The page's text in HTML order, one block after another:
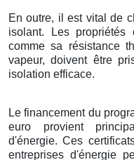
En outre, il est vital de
isolant. Les propriétés
comme sa résistance
vapeur, doivent être
isolation efficace.
Le financement du
euro provient
d'énergie. Ces
entreprises d'énergie